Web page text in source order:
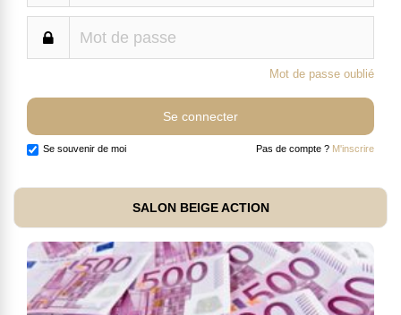
Mot de passe oublié
Se souvenir de moi Pas de compte ? M'inscrire
SALON BEIGE ACTION